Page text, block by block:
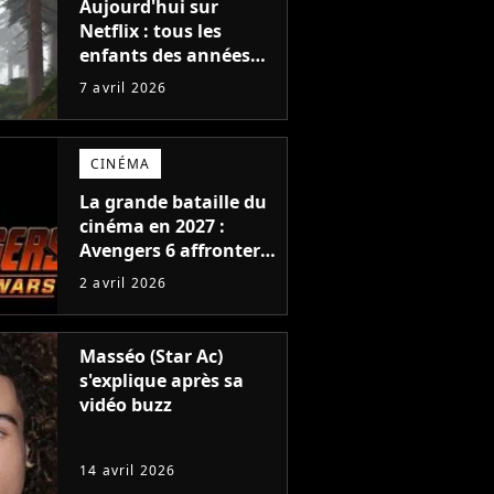
Aujourd'hui sur
Netflix : tous les
enfants des années
2000 ont grandi avec
l'une des plus grandes
sagas d'animation il y
a 16 ans
7 avril 2026
CINÉMA
La grande bataille du
cinéma en 2027 :
Avengers 6 affrontera
le retour de l'une des
fantastiques de tous
les temps
2 avril 2026
Masséo (Star Ac)
s'explique après sa
vidéo buzz
14 avril 2026